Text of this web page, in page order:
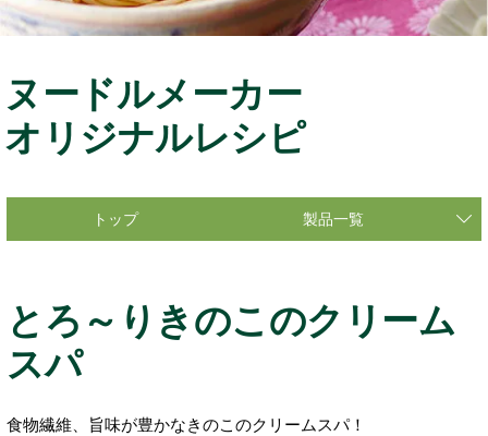
ヌードルメーカー
オリジナルレシピ
トップ 製品一覧
とろ～りきのこのクリーム
スパ
食物繊維、旨味が豊かなきのこのクリームスパ！